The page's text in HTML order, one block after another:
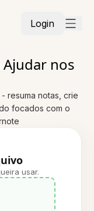
Login
nos
resuma notas, crie
focados com o
usar.